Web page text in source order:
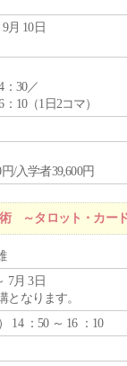
月 10日
：30／
：10（1日2コマ）
/入学者39,600円
～タロット・カー
7月 3日
となります。
） 14 ：50 ～ 16 ：10